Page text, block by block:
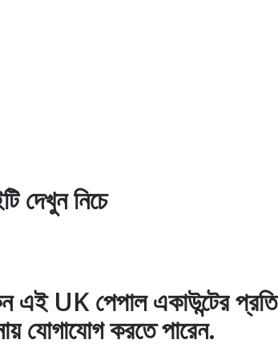
দেখুন নিচে
এই UK পেপাল একাউন্টের প্রতি
যোগাযোগ করতে পারেন.